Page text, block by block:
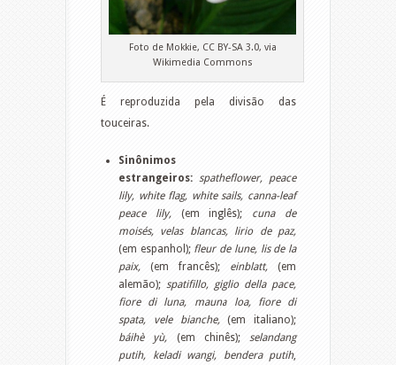
Foto de Mokkie, CC BY-SA 3.0, via
Wikimedia Commons
É reproduzida pela divisão das
touceiras.
Sinônimos
estrangeiros: spatheflower, peace
lily, white flag, white sails, canna-leaf
peace lily,(em inglês); cuna de
moisés, velas blancas, lirio de paz,
(em espanhol); fleur de lune, lis de la
paix, (em francês); einblatt, (em
alemão); spatifillo, giglio della pace,
fiore di luna, mauna loa, fiore di
spata, vele bianche,(em italiano);
báihè yù, (em chinês); selandang
putih, keladi wangi, bendera putih,